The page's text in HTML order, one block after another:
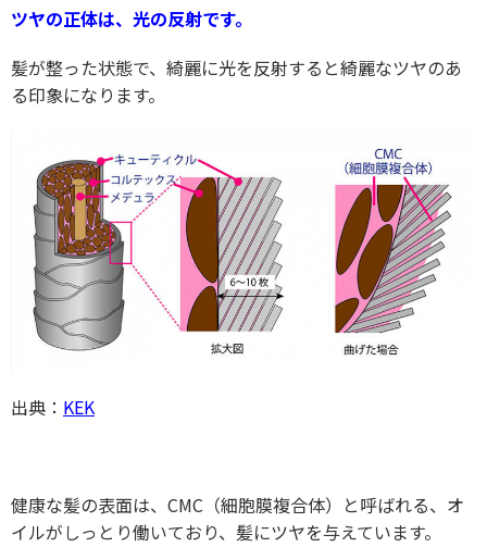
ツヤの正体は、光の反射です。
髪が整った状態で、綺麗に光を反射すると綺麗なツヤのあ
る印象になります。
出典： KEK
健康な髪の表面は、CMC（細胞膜複合体）と呼ばれる、オ
イルがしっとり働いており、髪にツヤを与えています。